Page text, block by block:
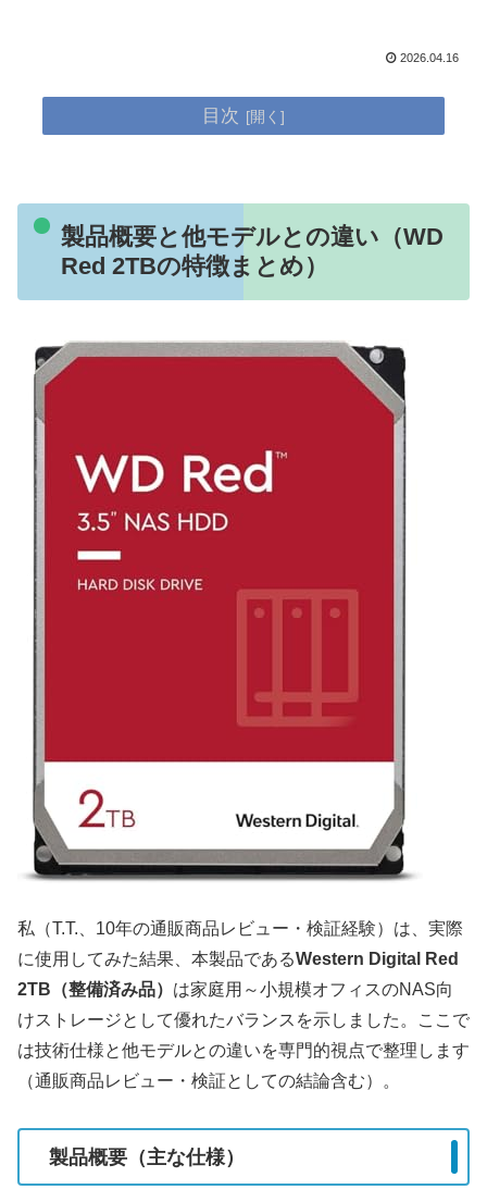
2026.04.16
目次
製品概要と他モデルとの違い（WD
Red 2TBの特徴まとめ）
私（T.T.、10年の通販商品レビュー・検証経験）は、実際
に使用してみた結果、本製品であるWestern Digital Red
2TB（整備済み品） は家庭用～小規模オフィスのNAS向
けストレージとして優れたバランスを示しました。ここで
は技術仕様と他モデルとの違いを専門的視点で整理します
（通販商品レビュー・検証としての結論含む）。
製品概要（主な仕様）